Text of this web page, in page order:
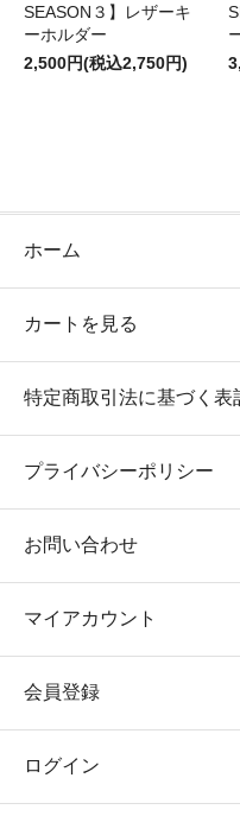
SEASON３】レザーキ
ーホルダー
2,500円(税込2,750円)
ホーム
カートを見る
特定商取引法に基づく表
プライバシーポリシー
お問い合わせ
マイアカウント
会員登録
ログイン